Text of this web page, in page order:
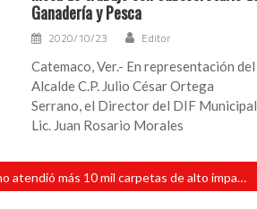
Ganadería y Pesca
2020/10/23 Editor
Catemaco, Ver.- En representación del
Alcalde C.P. Julio César Ortega
Serrano, el Director del DIF Municipal
Lic. Juan Rosario Morales
Winkler no atendió más 10 mil carpetas de alto impacto: Cuitláhuac